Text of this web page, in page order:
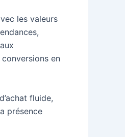
les valeurs
en
fluide,
présence